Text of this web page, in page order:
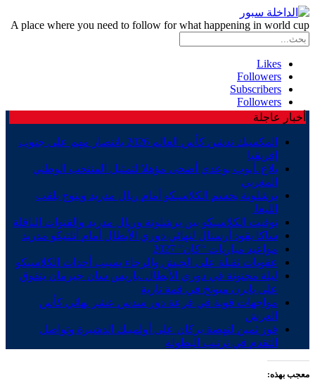
A place where you need to follow for what happening in world cup
Likes
Followers
Subscribers
Followers
أخبار عاجلة
المكسيك تدشن كأس العالم 2026 بانتصار مهم على جنوب
إفريقيا
بلاغ..أيوب بوعدي أضحى مؤهلا لتمثيل المنتخب الوطني
المغربي
برشلونة يحسم الكلاسيكو أمام ريال مدريد ويتوج بلقب
الليغا.
توقيت الكلاسيكو بين برشلونة وريال مدريد والقنوات الناقلة
ساكا يقود أرسنال لنهائي دوري الأبطال أمام أتلتيكو مدريد
مواعيد مباريات “كان” 2027
عقوبات ثقيلة على الجيش والرجاء بسبب أحداث الكلاسيكو
ليلة مجنونة في دوري الأبطال..باريس سان جيرمان يتفوق
على بايرن ميونخ في قمة نارية
مواجهات قوية في قرعة دور سدس عشر نهائي كأس
العرش
فوز ثمين لنهضة بركان على أولمبيك الدشيرة وتواصل
التقدم في ترتيب البطولة
معجب بهذه: